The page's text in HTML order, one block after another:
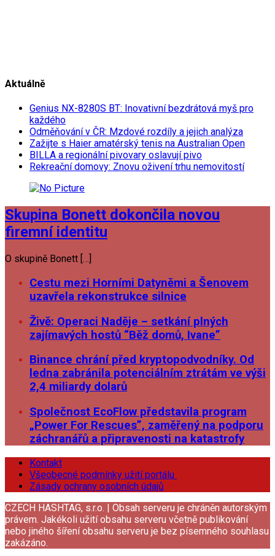
Aktuálně
Genius NX-8280S BT: Inovativní bezdrátová myš pro
každého
Odměňování v ČR: Mzdové rozdíly a jejich analýza
Zažijte s Haier amatérský tenis na Australian Open
BILLA a regionální pivovary oslavují pivo
Rekreační domovy: Znovu oživení trhu nemovitostí
Skupina Bonett dokončila novou
firemní identitu
O skupině Bonett […]
Cestu mezi Horními Datyněmi a Šenovem
uzavřela rekonstrukce silnice
Živě: Operaci Naděje – setkání plných
zajímavých hostů “Běž domů, Ivane”
Binance chrání před kryptopodvodníky. Od
ledna zabránila potenciálním ztrátám ve výši
2,4 miliardy dolarů
Společnost EcoFlow představila program
„Power For Rescues”, zaměřený na podporu
záchranářů a připravenosti na katastrofy
Kontakt
Všeobecné podmínky užití portálu
Zásady ochrany osobních údajů
CZECH HASHTAG, s.r.o. | Obsah serveru je chráněn autorským
právem. Jakékoli užití obsahu serveru včetně publikování
nebo jiného šíření obsahu serveru je bez písemného souhlasu
zakázáno.